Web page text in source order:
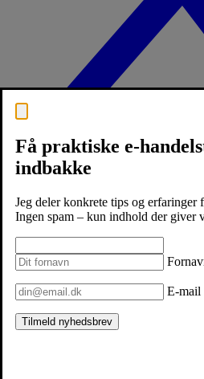
Få praktiske e-
indbakke
Jeg deler konkrete tips og erfaringer
Ingen spam – kun indhold der giver
E-mail
Tilmeld nyhedsbrev